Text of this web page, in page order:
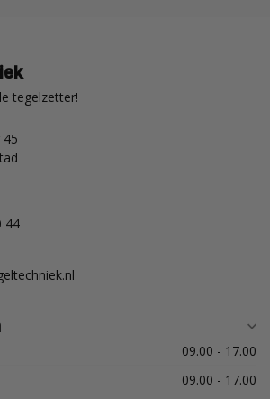
tegelzetter!
45
44
09.00 - 17.00
09.00 - 17.00